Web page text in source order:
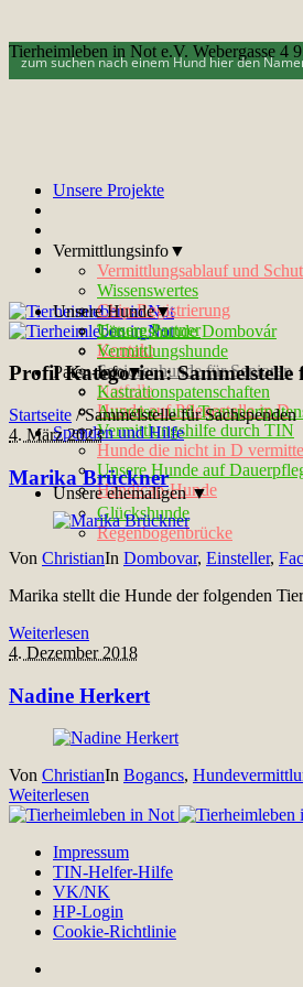
Tierheimleben in Not e.V. Webergasse 4
Unsere Projekte
Vermittlungsinfo▼
Vermittlungsablauf und
Wissenswertes
Chip-Registrierung
Unsere Partner
Kontakt
Unsere Hunde▼
Tötungshunde Dombovár
Vermittlungshunde
Seniorenhunde für Senioren
Notfelle
Hunde auf Pflegestelle in D
Vermittlungshilfe durch TIN
Hunde die nicht in D
Unsere Hunde auf
Handicap-Hunde
Paten-Info▼
Kastrationspatenschaften
Ausreise- und
Spenden und Hilfe
Unsere ehemaligen ▼
Glückshunde
Regenbogenbrücke
Profil Kategorien:Sammelstelle
Startseite /Sammelstelle für Sachspenden
4. März 2023
Marika Brückner
Von ChristianIn Dombovar, Einsteller,
Marika stellt die Hunde der folgenden
Weiterlesen
4. Dezember 2018
Nadine Herkert
Von ChristianIn Bogancs,
Weiterlesen
Impressum
TIN-Helfer-Hilfe
VK/NK
HP-Login
Cookie-Richtlinie